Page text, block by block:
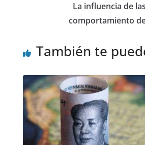
La influencia de
comportamiento
También te